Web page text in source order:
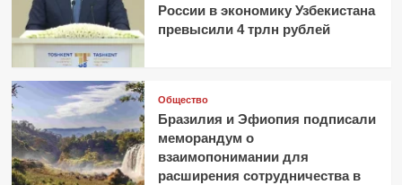
России в экономику Узбекистана
превысили 4 трлн рублей
Общество
Бразилия и Эфиопия подписали
меморандум о
взаимопонимании для
расширения сотрудничества в